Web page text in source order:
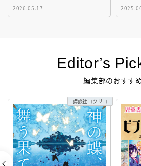
2026.05.17
Editor’s
編集部のおすす
講談社コクリコ